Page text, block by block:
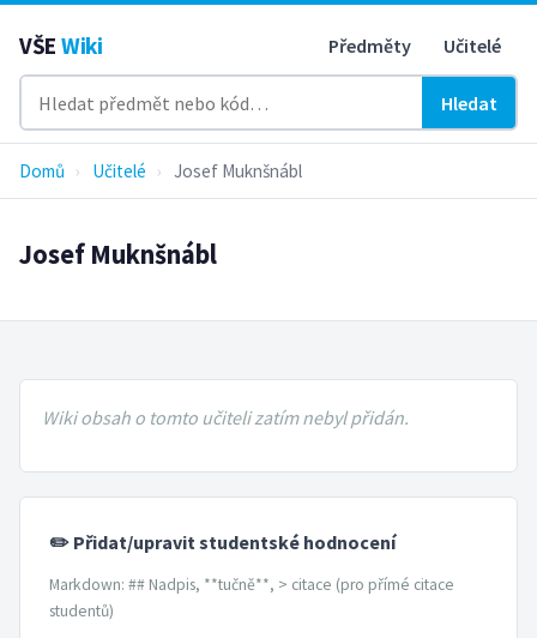
VŠE Wiki Předměty Učitelé
Hledat
Domů › Učitelé › Josef Muknšnábl
Josef Muknšnábl
Wiki obsah o tomto učiteli zatím nebyl přidán.
✏️ Přidat/upravit studentské hodnocení
Markdown: ## Nadpis, **tučně**, > citace (pro přímé citace
studentů)